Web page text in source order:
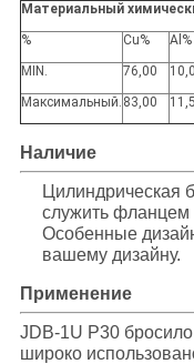
Материальный
%
Cu% Al%
MIN.
76,00
Максимальный. 83,00
Наличие
Цилиндрическая
служить фланцем
Особенные
вашему дизайну.
Применение
JDB-1U P30
широко